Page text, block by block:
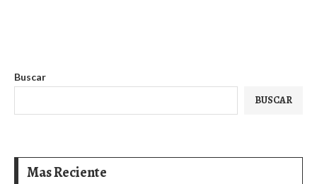
Buscar
BUSCAR
Mas Reciente